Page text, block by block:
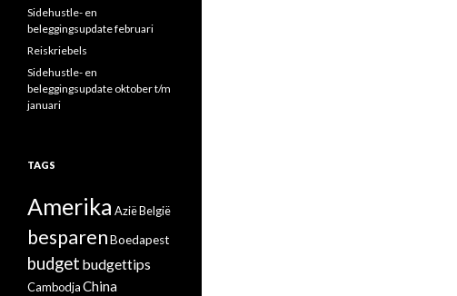
Sidehustle- en
beleggingsupdate februari
Reiskriebels
Sidehustle- en
beleggingsupdate oktober t/m
januari
TAGS
Amerika AziëBelgië
besparenBoedapest
budget budgettips
CambodjaChina